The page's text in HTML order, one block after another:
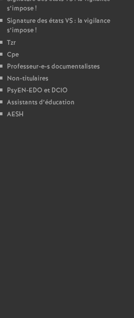
e
c
o
n
d
s’impose!
Signature des états VS: la vigilance
s’impose!
Tzr
Cpe
Professeur-e-s documentalistes
Non-titulaires
PsyEN-EDO et DCIO
Assistants d’éducation
AESH